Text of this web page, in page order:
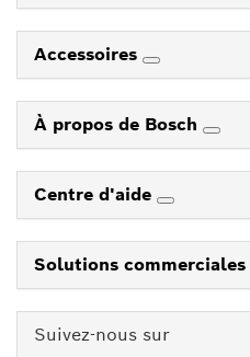
Accessoires
À propos de Bosch
Centre d'aide
Solutions commerciales
Suivez-nous sur